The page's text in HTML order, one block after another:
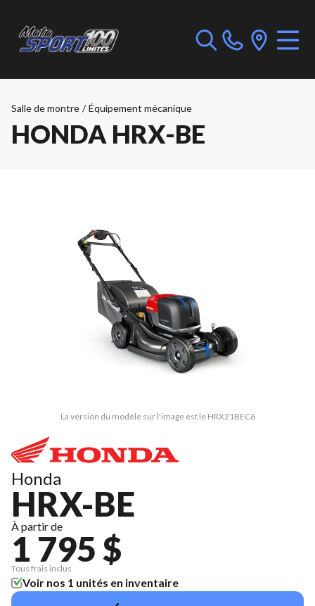
Salle de montre / Équipement mécanique
HONDA HRX-BE
La version du modèle sur l'image est le HRX21BEC6
Honda
HRX-BE
À partir de
1 795 $
Tous frais inclus
Voir nos 1 unités en inventaire